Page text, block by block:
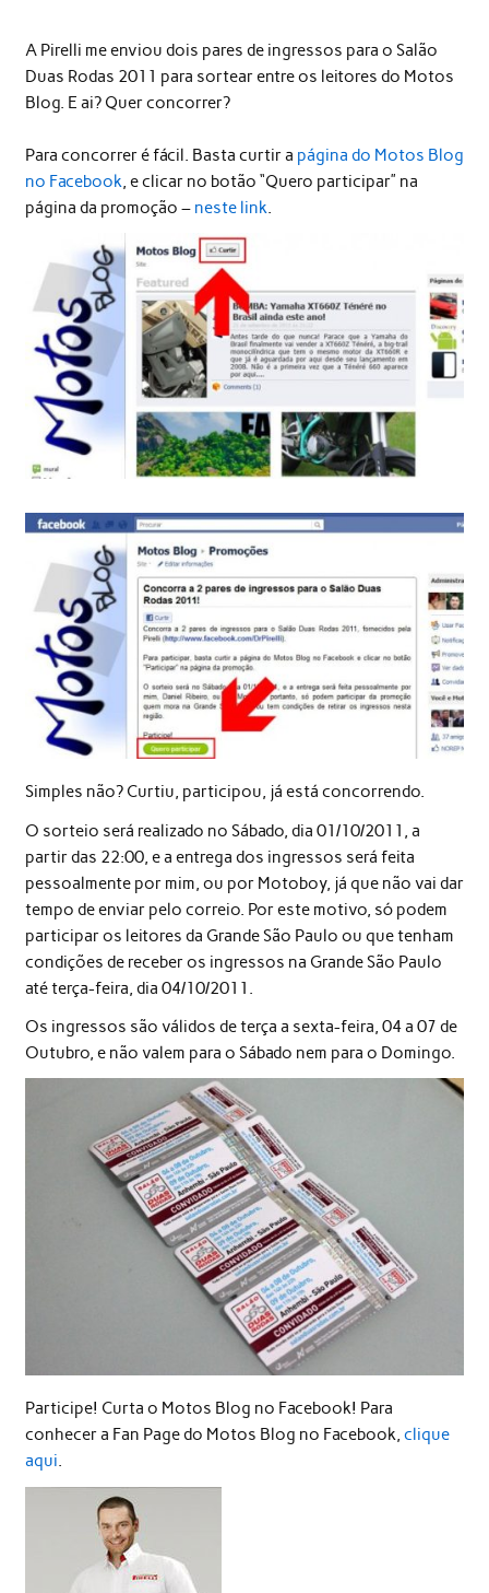
A Pirelli me enviou dois pares de ingressos para o Salão
Duas Rodas 2011 para sortear entre os leitores do Motos
Blog. E ai? Quer concorrer?
Para concorrer é fácil. Basta curtir a página do Motos Blog
no Facebook, e clicar no botão “Quero participar” na
página da promoção – neste link.
Simples não? Curtiu, participou, já está concorrendo.
O sorteio será realizado no Sábado, dia 01/10/2011, a
partir das 22:00, e a entrega dos ingressos será feita
pessoalmente por mim, ou por Motoboy, já que não vai dar
tempo de enviar pelo correio. Por este motivo, só podem
participar os leitores da Grande São Paulo ou que tenham
condições de receber os ingressos na Grande São Paulo
até terça-feira, dia 04/10/2011.
Os ingressos são válidos de terça a sexta-feira, 04 a 07 de
Outubro, e não valem para o Sábado nem para o Domingo.
Participe! Curta o Motos Blog no Facebook! Para
conhecer a Fan Page do Motos Blog no Facebook, clique
aqui.